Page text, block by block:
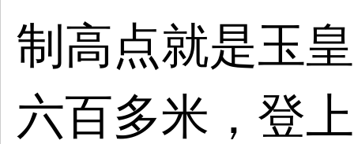
制高点就是玉
六百多米，登